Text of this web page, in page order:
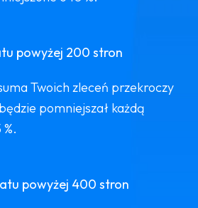
powyżej 200 stron
Twoich zleceń przekroczy
pomniejszał każdą
powyżej 400 stron